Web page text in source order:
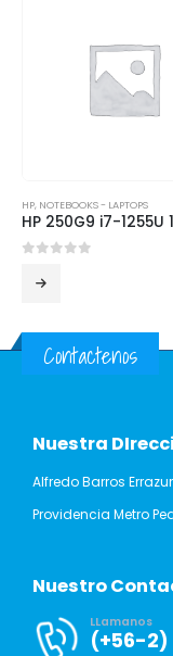
HP, NOTEBOOKS - LAPTOPS
Contactenos
Nuestra
Alfredo Barros
Providencia Metro
Nuestro
LLamanos
(+56-2)